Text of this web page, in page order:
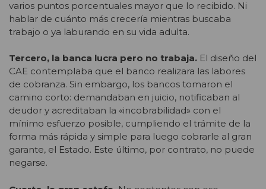
varios puntos porcentuales mayor que lo recibido. Ni
hablar de cuánto más crecería mientras buscaba
trabajo o ya laburando en su vida adulta.
Tercero, la banca lucra pero no trabaja. El diseño del
CAE contemplaba que el banco realizara las labores
de cobranza. Sin embargo, los bancos tomaron el
camino corto: demandaban en juicio, notificaban al
deudor y acreditaban la «incobrabilidad» con el
mínimo esfuerzo posible, cumpliendo el trámite de la
forma más rápida y simple para luego cobrarle al gran
garante, el Estado. Este último, por contrato, no puede
negarse.